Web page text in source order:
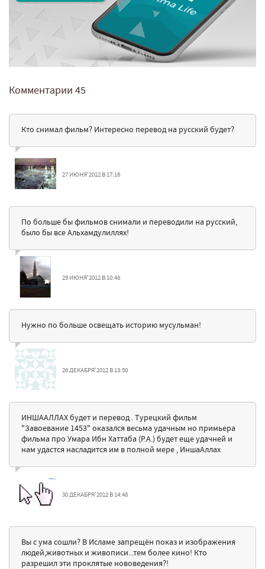
Комментарии 45
Кто снимал фильм? Интересно перевод на русский будет?
27 ИЮНЯ'2012 В 17:16
По больше бы фильмов снимали и переводили на русский,
было бы все Альхамдулиллях!
29 ИЮНЯ'2012 В 10:48
Нужно по больше освещать историю мусульман!
26 ДЕКАБРЯ'2012 В 13:50
ИНШААЛЛАХ будет и перевод . Турецкий фильм
"Завоевание 1453" оказался весьма удачным но примьера
фильма про Умара Ибн Хаттаба (Р.А.) будет еще удачней и
нам удастся насладится им в полной мере , ИншаАллах
30 ДЕКАБРЯ'2012 В 14:48
Вы с ума сошли? В Исламе запрещён показ и изображения
людей,животных и живописи...тем более кино! Кто
разрешил эти проклятые нововедения?!